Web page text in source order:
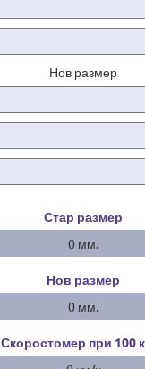
Нов размер
Стар размер
0 мм.
Нов размер
0 мм.
Скоростомер при 100